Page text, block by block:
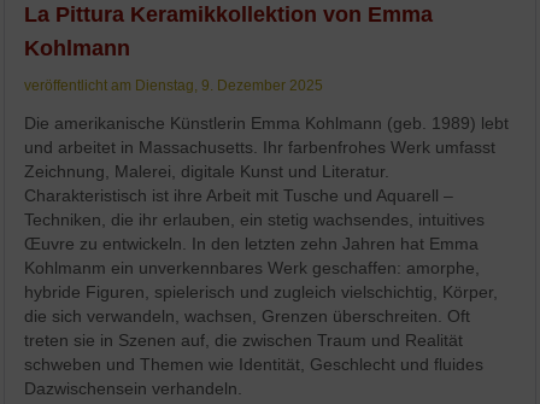
La Pittura Keramikkollektion von Emma
Kohlmann
veröffentlicht am Dienstag, 9. Dezember 2025
Die amerikanische Künstlerin Emma Kohlmann (geb. 1989) lebt
und arbeitet in Massachusetts. Ihr farbenfrohes Werk umfasst
Zeichnung, Malerei, digitale Kunst und Literatur.
Charakteristisch ist ihre Arbeit mit Tusche und Aquarell –
Techniken, die ihr erlauben, ein stetig wachsendes, intuitives
Œuvre zu entwickeln. In den letzten zehn Jahren hat Emma
Kohlmanm ein unverkennbares Werk geschaffen: amorphe,
hybride Figuren, spielerisch und zugleich vielschichtig, Körper,
die sich verwandeln, wachsen, Grenzen überschreiten. Oft
treten sie in Szenen auf, die zwischen Traum und Realität
schweben und Themen wie Identität, Geschlecht und fluides
Dazwischensein verhandeln.